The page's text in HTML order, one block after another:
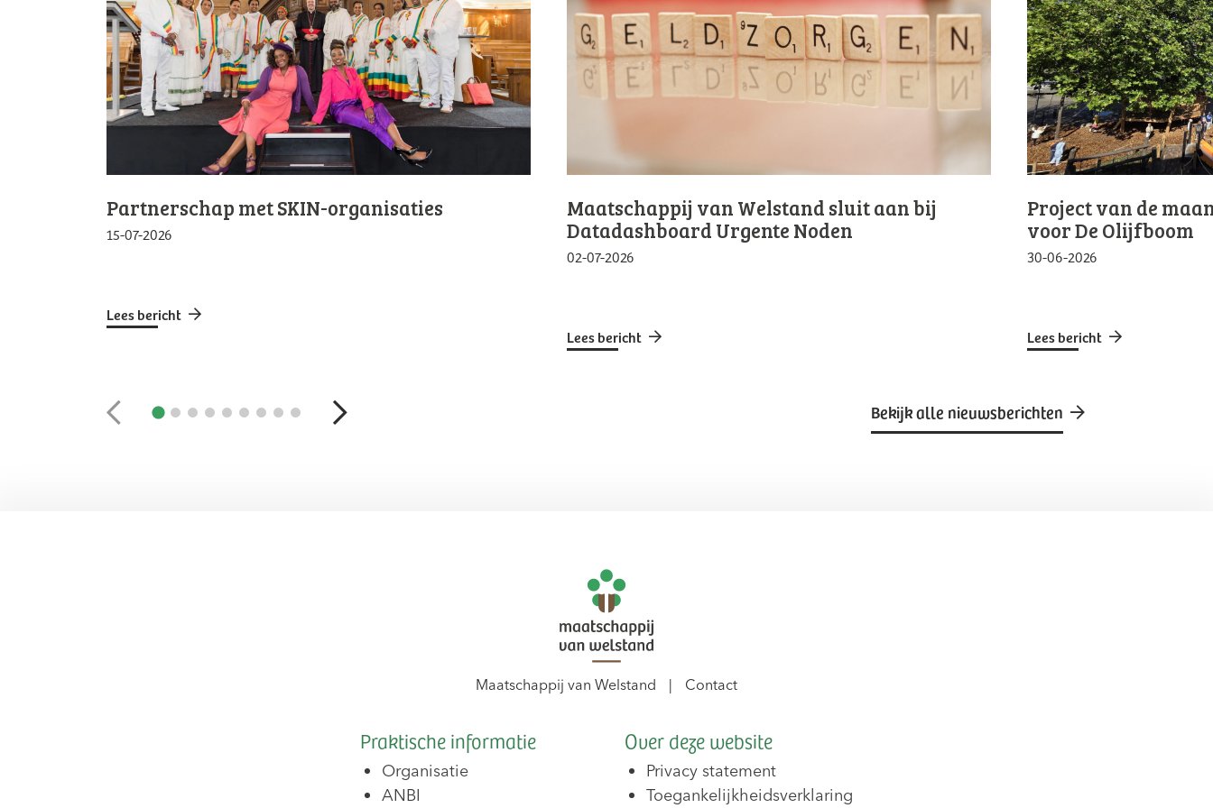
Partnerschap met SKIN-organisaties
15-07-2026
Lees bericht
Maatschappij van Welstand sluit aan bij
Datadashboard Urgente Noden
02-07-2026
Lees bericht
Project van de
voor De Olijfboom
30-06-2026
Lees bericht
Bekijk alle nieuwsberichten
Maatschappij van Welstand Contact
Praktische informatie
Organisatie
ANBI
Over deze website
Privacy statement
Toegankelijkheidsverklaring